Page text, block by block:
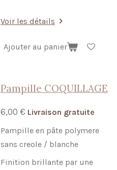
Voir les détails
Ajouter au panier
Pampille COQUILLAGE
6,00 € Livraison gratuite
Pampille en pâte polymere
sans creole / blanche
Finition brillante par une